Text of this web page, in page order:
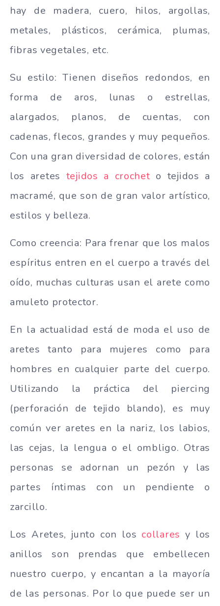
hay de madera, cuero, hilos, argollas,
metales, plásticos, cerámica, plumas,
fibras vegetales, etc.
Su estilo: Tienen diseños redondos, en
forma de aros, lunas o estrellas,
alargados, planos, de cuentas, con
cadenas, flecos, grandes y muy pequeños.
Con una gran diversidad de colores, están
los aretes tejidos a crochet o tejidos a
macramé, que son de gran valor artístico,
estilos y belleza.
Como creencia: Para frenar que los malos
espíritus entren en el cuerpo a través del
oído, muchas culturas usan el arete como
amuleto protector.
En la actualidad está de moda el uso de
aretes tanto para mujeres como para
hombres en cualquier parte del cuerpo.
Utilizando la práctica del piercing
(perforación de tejido blando), es muy
común ver aretes en la nariz, los labios,
las cejas, la lengua o el ombligo. Otras
personas se adornan un pezón y las
partes íntimas con un pendiente o
zarcillo.
Los Aretes, junto con los collares y los
anillos son prendas que embellecen
nuestro cuerpo, y encantan a la mayoría
de las personas. Por lo que puede ser un